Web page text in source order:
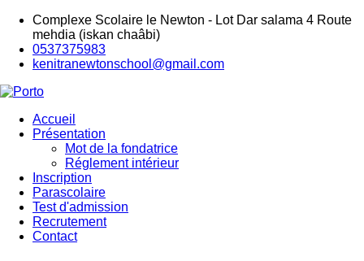
Aller
contenu
principal
Complexe Scolaire le Newton - Lot Dar salama 4 Route
mehdia (iskan chaâbi)
0537375983
kenitranewtonschool@gmail.com
Accueil
Présentation
Mot de la fondatrice
Réglement intérieur
Inscription
Parascolaire
Test d'admission
Recrutement
Contact